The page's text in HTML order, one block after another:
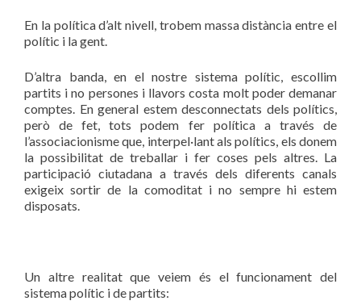
En la política d’alt nivell, trobem massa distància entre el
polític i la gent.
D’altra banda, en el nostre sistema polític, escollim
partits i no persones i llavors costa molt poder demanar
comptes. En general estem desconnectats dels polítics,
però de fet, tots podem fer política a través de
l’associacionisme que, interpel·lant als polítics, els donem
la possibilitat de treballar i fer coses pels altres. La
participació ciutadana a través dels diferents canals
exigeix sortir de la comoditat i no sempre hi estem
disposats.
Un altre realitat que veiem és el funcionament del
sistema polític i de partits: